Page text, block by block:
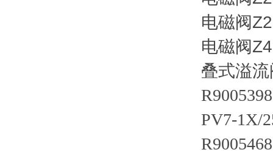
电磁阀
电磁阀
叠式溢
PV7-1X/